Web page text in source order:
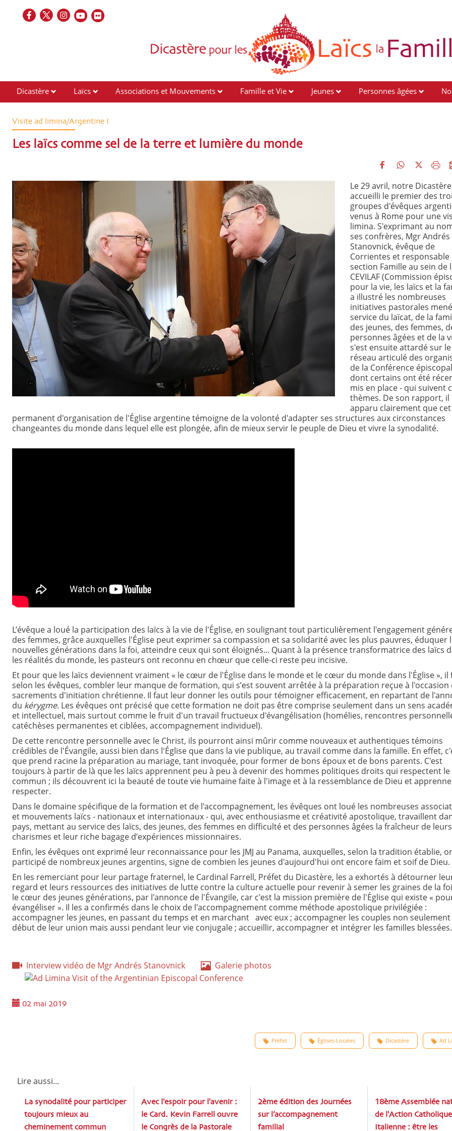
Dicastère Laïcs Associations et Mouvements Famille et Vie Jeunes Personnes âgées
Visite ad limina/Argentine I
Les laïcs comme sel de la terre et lumière du monde
Le 29 avril, notre
accueilli le premier des
groupes d'évêques
venus à Rome pour une
limina. S'exprimant au
ses confrères, Mgr Andrés
Stanovnick, évêque de
Corrientes et responsable
section Famille au sein de
CEVILAF (Commission
pour la vie, les laïcs et la
a illustré les nombreuses
initiatives pastorales
service du laïcat, de la
des jeunes, des femmes,
personnes âgées et de la
s'est ensuite attardé sur le
réseau articulé des
de la Conférence
dont certains ont été
mis en place - qui suivent
thèmes. De son rapport, il
apparu clairement que
permanent d'organisation de l'Église argentine témoigne de la volonté d'adapter ses structures aux circonstances
changeantes du monde dans lequel elle est plongée, afin de mieux servir le peuple de Dieu et vivre la synodalité.
L’évêque a loué la participation des laïcs à la vie de l'Église, en soulignant tout particulièrement l'engagement
des femmes, grâce auxquelles l'Église peut exprimer sa compassion et sa solidarité avec les plus pauvres, éduquer
nouvelles générations dans la foi, atteindre ceux qui sont éloignés... Quant à la présence transformatrice des laïcs
les réalités du monde, les pasteurs ont reconnu en chœur que celle-ci reste peu incisive.
Et pour que les laïcs deviennent vraiment « le cœur de l'Église dans le monde et le cœur du monde dans l'Église », il
selon les évêques, combler leur manque de formation, qui s’est souvent arrêtée à la préparation reçue à l'occasion
sacrements d'initiation chrétienne. Il faut leur donner les outils pour témoigner efficacement, en repartant de
du kérygme. Les évêques ont précisé que cette formation ne doit pas être comprise seulement dans un sens
et intellectuel, mais surtout comme le fruit d'un travail fructueux d'évangélisation (homélies, rencontres
catéchèses permanentes et ciblées, accompagnement individuel).
De cette rencontre personnelle avec le Christ, ils pourront ainsi mûrir comme nouveaux et authentiques témoins
crédibles de l'Évangile, aussi bien dans l'Église que dans la vie publique, au travail comme dans la famille. En effet,
que prend racine la préparation au mariage, tant invoquée, pour former de bons époux et de bons parents. C'est
toujours à partir de là que les laïcs apprennent peu à peu à devenir des hommes politiques droits qui respectent le
commun ; ils découvrent ici la beauté de toute vie humaine faite à l'image et à la ressemblance de Dieu et
respecter.
Dans le domaine spécifique de la formation et de l'accompagnement, les évêques ont loué les nombreuses
et mouvements laïcs - nationaux et internationaux - qui, avec enthousiasme et créativité apostolique, travaillent
pays, mettant au service des laïcs, des jeunes, des femmes en difficulté et des personnes âgées la fraîcheur de leurs
charismes et leur riche bagage d’expériences missionnaires.
Enfin, les évêques ont exprimé leur reconnaissance pour les JMJ au Panama, auxquelles, selon la tradition établie,
participé de nombreux jeunes argentins, signe de combien les jeunes d'aujourd'hui ont encore faim et soif de Dieu.
En les remerciant pour leur partage fraternel, le Cardinal Farrell, Préfet du Dicastère, les a exhortés à détourner
regard et leurs ressources des initiatives de lutte contre la culture actuelle pour revenir à semer les graines de la
le cœur des jeunes générations, par l'annonce de l'Évangile, car c'est la mission première de l'Église qui existe «
évangéliser ». Il les a confirmés dans le choix de l'accompagnement comme méthode apostolique privilégiée :
accompagner les jeunes, en passant du temps et en marchant avec eux ; accompagner les couples non seulement
début de leur union mais aussi pendant leur vie conjugale ; accueillir, accompagner et intégrer les familles blessées.
Interview vidéo de Mgr Andrés Stanovnick Galerie photos
02 mai 2019
Ad
Dicastère
Églises Locales
Préfet
Lire aussi...
La synodalité pour participer
toujours mieux au
cheminement commun
Avec l'espoir pour l'avenir :
le Card. Kevin Farrell ouvre
le Congrès de la Pastorale
2ème édition des Journées
sur l’accompagnement
familial
18ème Assemblée
de l'Action Catholique
Italienne : être les